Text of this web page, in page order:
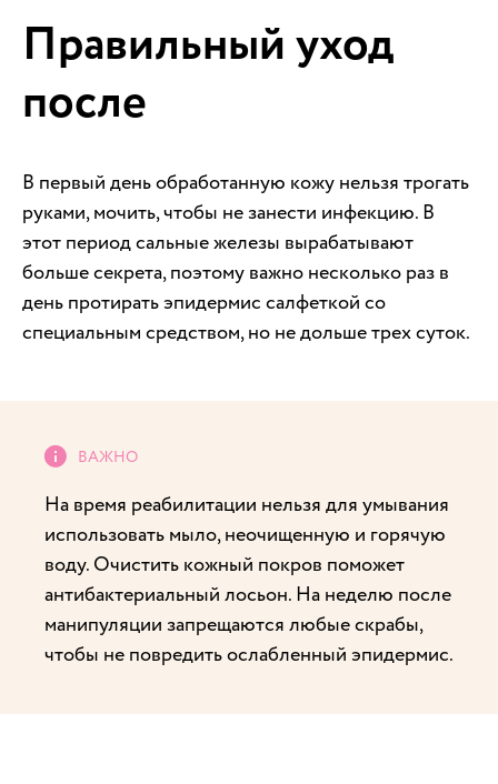
Правильный уход
после
В первый день обработанную кожу нельзя трогать
руками, мочить, чтобы не занести инфекцию. В
этот период сальные железы вырабатывают
больше секрета, поэтому важно несколько раз в
день протирать эпидермис салфеткой со
специальным средством, но не дольше трех суток.
На время реабилитации нельзя для умывания
использовать мыло, неочищенную и горячую
воду. Очистить кожный покров поможет
антибактериальный лосьон. На неделю после
манипуляции запрещаются любые скрабы,
чтобы не повредить ослабленный эпидермис.